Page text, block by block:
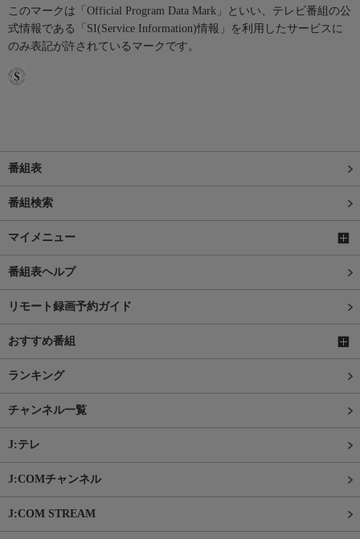
このマークは「Official Program Data Mark」といい、テレビ番組の公
式情報である「SI(Service Information)情報」を利用したサービスに
のみ表記が許されているマークです。
番組表
番組検索
マイメニュー
番組表ヘルプ
リモート録画予約ガイド
おすすめ番組
ランキング
チャンネル一覧
J:テレ
J:COMチャンネル
J:COM STREAM